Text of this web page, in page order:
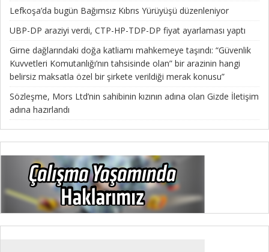
Lefkoşa’da bugün Bağımsız Kıbrıs Yürüyüşü düzenleniyor
UBP-DP araziyi verdi, CTP-HP-TDP-DP fiyat ayarlaması yaptı
Girne dağlarındaki doğa katliamı mahkemeye taşındı: “Güvenlik
Kuvvetleri Komutanlığı’nın tahsisinde olan” bir arazinin hangi
belirsiz maksatla özel bir şirkete verildiği merak konusu”
Sözleşme, Mors Ltd’nin sahibinin kızının adına olan Gizde İletişim
adına hazırlandı